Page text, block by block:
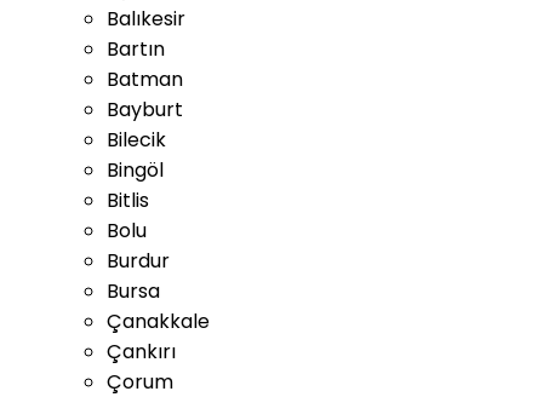
Balıkesir
Bartın
Batman
Bayburt
Bilecik
Bingöl
Bitlis
Bolu
Burdur
Bursa
Çanakkale
Çankırı
Çorum